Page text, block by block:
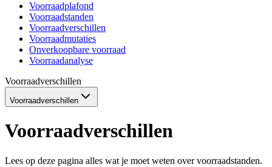
Voorraadplafond
Voorraadstanden
Voorraadverschillen
Voorraadmutaties
Onverkoopbare voorraad
Voorraadanalyse
Voorraadverschillen
Voorraadverschillen
Voorraadverschillen
Lees op deze pagina alles wat je moet weten over voorraadstanden.